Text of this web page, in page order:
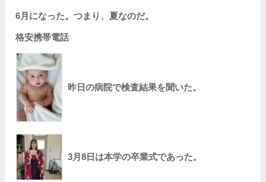
6月になった。つまり、夏なのだ。
格安携帯電話
昨日の病院で検査結果を聞いた。
3月8日は本学の卒業式であった。